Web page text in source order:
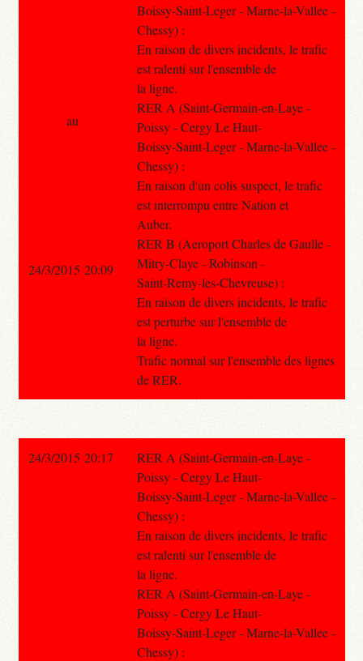
Boissy-Saint-Leger - Marne-la-Vallee -
Chessy) :
En raison de divers incidents, le trafic
est ralenti sur l'ensemble de
la ligne.
RER A (Saint-Germain-en-Laye -
Poissy - Cergy Le Haut-
Boissy-Saint-Leger - Marne-la-Vallee -
Chessy) :
En raison d'un colis suspect, le trafic
est interrompu entre Nation et
Auber.
RER B (Aeroport Charles de Gaulle -
Mitry-Claye - Robinson -
Saint-Remy-les-Chevreuse) :
En raison de divers incidents, le trafic
est perturbe sur l'ensemble de
la ligne.
Trafic normal sur l'ensemble des lignes
de RER.
au
24/3/2015 20:09
24/3/2015 20:17
RER A (Saint-Germain-en-Laye -
Poissy - Cergy Le Haut-
Boissy-Saint-Leger - Marne-la-Vallee -
Chessy) :
En raison de divers incidents, le trafic
est ralenti sur l'ensemble de
la ligne.
RER A (Saint-Germain-en-Laye -
Poissy - Cergy Le Haut-
Boissy-Saint-Leger - Marne-la-Vallee -
Chessy) :